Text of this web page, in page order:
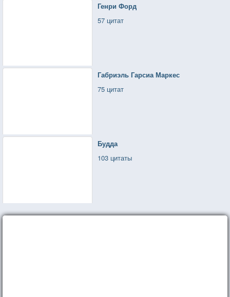
Генри Форд
57 цитат
Габриэль Гарсиа Маркес
75 цитат
Будда
103 цитаты